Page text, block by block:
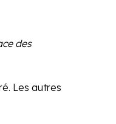
des
Les autres